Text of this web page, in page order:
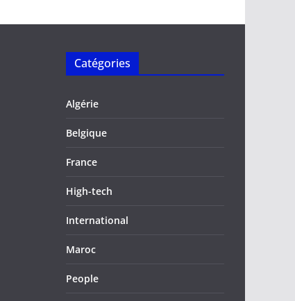
Catégories
Algérie
Belgique
France
High-tech
International
Maroc
People